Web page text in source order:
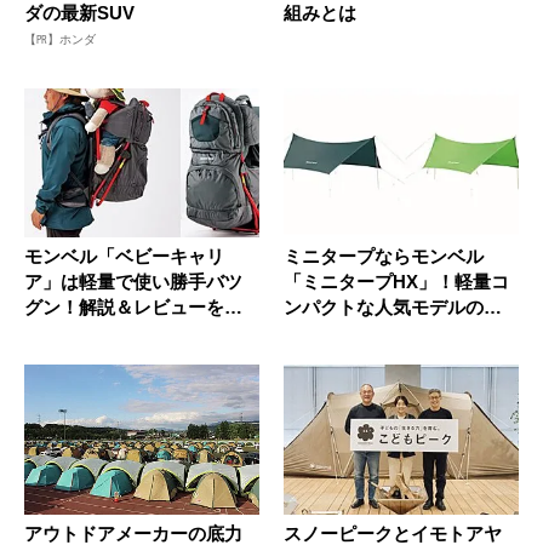
ダの最新SUV
【PR】ホンダ
組みとは
モンベル「ベビーキャリ
ア」は軽量で使い勝手バツ
グン！解説＆レビューを紹
ミニタープならモンベル
「ミニタープHX」！軽量コ
ンパクトな人気モデルの魅
アウトドアメーカーの底力
スノーピークとイモトアヤ